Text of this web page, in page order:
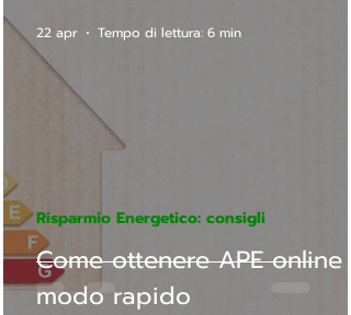
Come ottenere APE online
modo rapido
Risparmio Energetico: consigli
22 apr Tempo di lettura: 6 min